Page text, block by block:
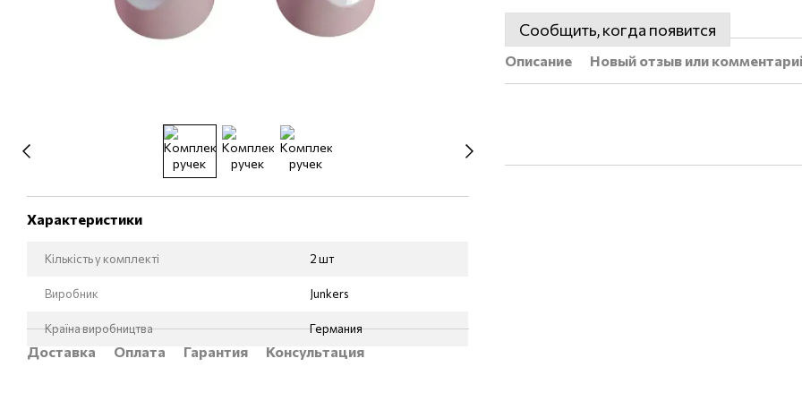
Характеристики
Кількість у комплекті 2 шт
Виробник Junkers
Країна виробництва Германия
Доставка Оплата Гарантия Консультация
Сообщить, когда появится
Описание Новый отзыв или